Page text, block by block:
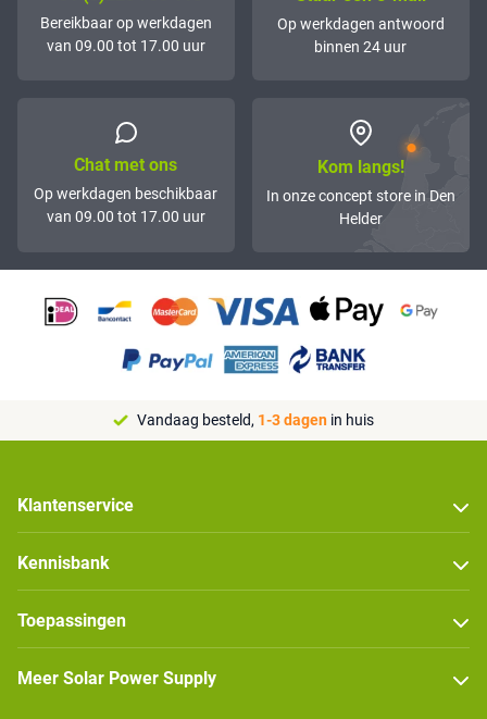
Bereikbaar op werkdagen
van 09.00 tot 17.00 uur
Op werkdagen antwoord
binnen 24 uur
Chat met ons
Op werkdagen beschikbaar
van 09.00 tot 17.00 uur
Kom langs!
In onze concept store in Den
Helder
Vandaag besteld, 1-3 dagen in huis
Klantenservice
Kennisbank
Toepassingen
Meer Solar Power Supply